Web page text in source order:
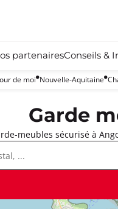
partenairesConseils &
de moi Nouvelle-Aquitaine
Garde
meubles sécurisé à